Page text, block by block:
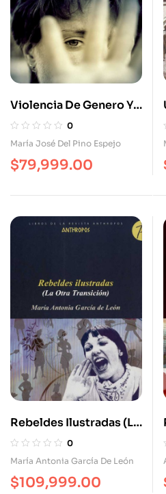
Violencia De Genero Y
Cooperación
Universitaria Al
0
María José Del Pino Espejo
$79,999.00
Rebeldes Ilustradas (La
Otra Transición)
0
María Antonia García De León
$109,999.00